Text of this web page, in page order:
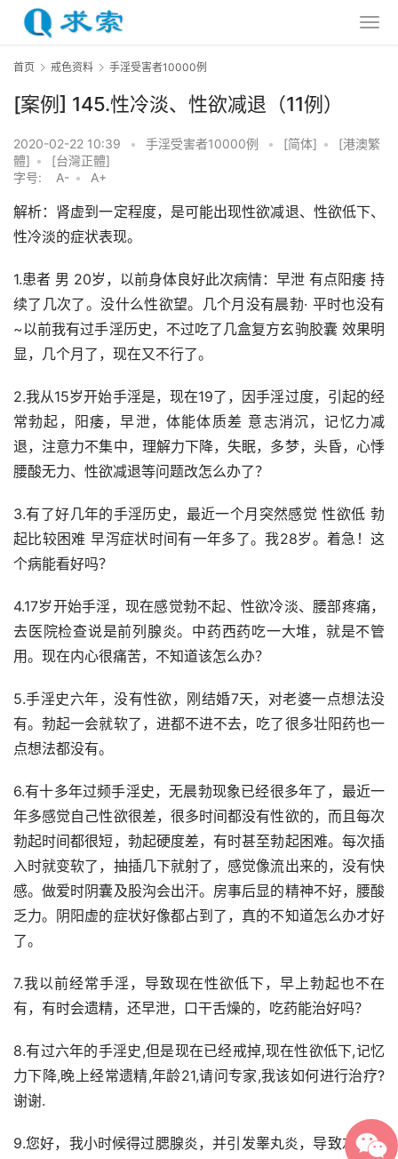
首页 戒色资料 手淫受害者10000例
[案例] 145.性冷淡、性欲减退（11例）
2020-02-22 10:39 • 手淫受害者10000例 • [简体] •
[港澳繁
體] •
[台灣正體]
字号:
A- • A+
解析：肾虚到一定程度，是可能出现性欲减退、性欲低下、
性冷淡的症状表现。
1.患者 男 20岁，以前身体良好此次病情：早泄 有点阳痿 持
续了几次了。没什么性欲望。几个月没有晨勃· 平时也没有
~以前我有过手淫历史，不过吃了几盒复方玄驹胶囊 效果明
显，几个月了，现在又不行了。
2.我从15岁开始手淫是，现在19了，因手淫过度，引起的经
常勃起，阳痿，早泄，体能体质差 意志消沉，记忆力减
退，注意力不集中，理解力下降，失眠，多梦，头昏，心悸
腰酸无力、性欲减退等问题改怎么办了？
3.有了好几年的手淫历史，最近一个月突然感觉 性欲低 勃
起比较困难 早泻症状时间有一年多了。我28岁。着急！这
个病能看好吗？
4.17岁开始手淫，现在感觉勃不起、性欲冷淡、腰部疼痛，
去医院检查说是前列腺炎。中药西药吃一大堆，就是不管
用。现在内心很痛苦，不知道该怎么办？
5.手淫史六年，没有性欲，刚结婚7天，对老婆一点想法没
有。勃起一会就软了，进都不进不去，吃了很多壮阳药也一
点想法都没有。
6.有十多年过频手淫史，无晨勃现象已经很多年了，最近一
年多感觉自己性欲很差，很多时间都没有性欲的，而且每次
勃起时间都很短，勃起硬度差，有时甚至勃起困难。每次插
入时就变软了，抽插几下就射了，感觉像流出来的，没有快
感。做爱时阴囊及股沟会出汗。房事后显的精神不好，腰酸
乏力。阴阳虚的症状好像都占到了，真的不知道怎么办才好
了。
7.我以前经常手淫，导致现在性欲低下，早上勃起也不在
有，有时会遗精，还早泄，口干舌燥的，吃药能治好吗？
8.有过六年的手淫史,但是现在已经戒掉,现在性欲低下,记忆
力下降,晚上经常遗精,年龄21,请问专家,我该如何进行治疗?
谢谢.
9.您好，我小时候得过腮腺炎，并引发睾丸炎，导致左侧睾